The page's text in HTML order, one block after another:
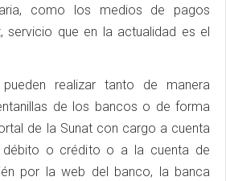
como los medios de pagos
servicio que en la actualidad es el
realizar tanto de manera
de los bancos o de forma
de la Sunat con cargo a cuenta
débito o crédito o a la cuenta de
por la web del banco, la banca